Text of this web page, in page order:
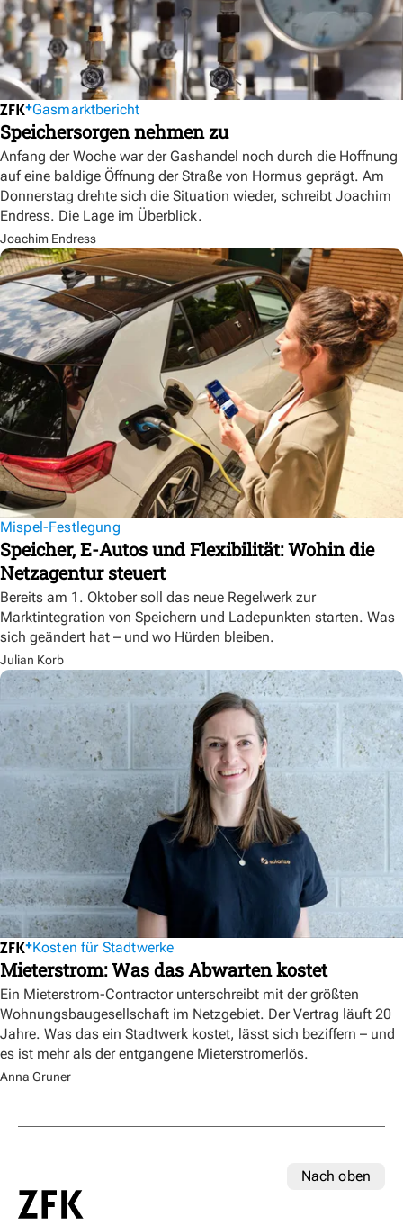
Gasmarktbericht
Speichersorgen nehmen zu
Anfang der Woche war der Gashandel noch durch die Hoffnung
auf eine baldige Öffnung der Straße von Hormus geprägt. Am
Donnerstag drehte sich die Situation wieder, schreibt Joachim
Endress. Die Lage im Überblick.
Joachim Endress
Mispel-Festlegung
Speicher, E-Autos und Flexibilität: Wohin die
Netzagentur steuert
Bereits am 1. Oktober soll das neue Regelwerk zur
Marktintegration von Speichern und Ladepunkten starten. Was
sich geändert hat – und wo Hürden bleiben.
Julian Korb
Kosten für Stadtwerke
Mieterstrom: Was das Abwarten kostet
Ein Mieterstrom-Contractor unterschreibt mit der größten
Wohnungsbaugesellschaft im Netzgebiet. Der Vertrag läuft 20
Jahre. Was das ein Stadtwerk kostet, lässt sich beziffern – und
es ist mehr als der entgangene Mieterstromerlös.
Anna Gruner
Nach oben